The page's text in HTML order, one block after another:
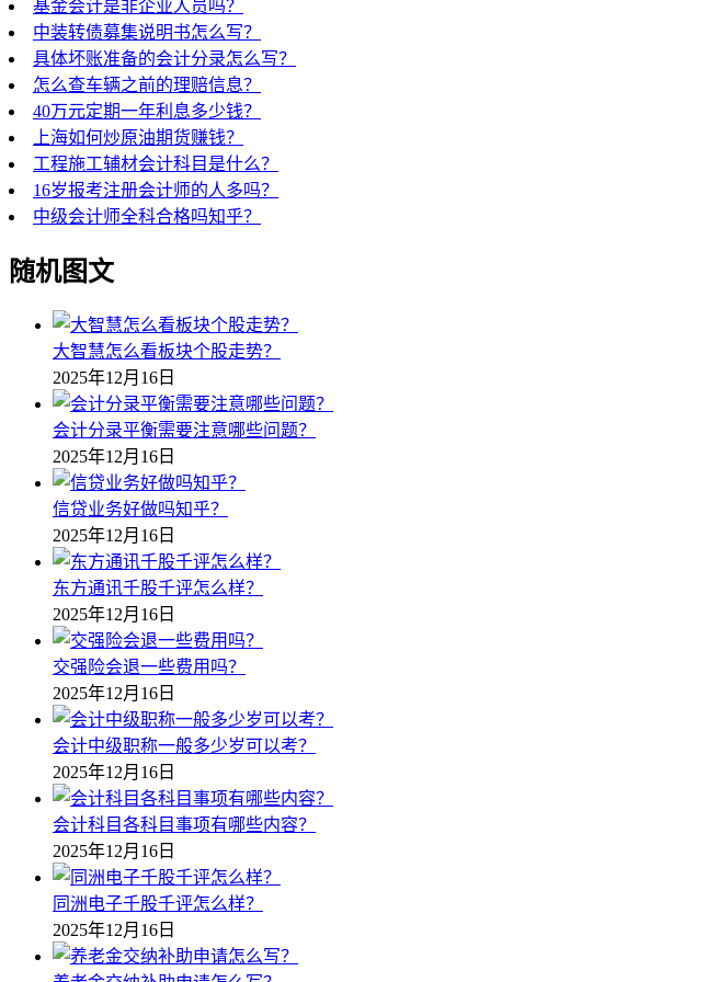
基金会计是非企业人员吗？
中装转债募集说明书怎么写？
具体坏账准备的会计分录怎么写？
怎么查车辆之前的理赔信息？
40万元定期一年利息多少钱？
上海如何炒原油期货赚钱？
工程施工辅材会计科目是什么？
16岁报考注册会计师的人多吗？
中级会计师全科合格吗知乎？
随机图文
大智慧怎么看板块个股走势？
2025年12月16日
会计分录平衡需要注意哪些问题？
2025年12月16日
信贷业务好做吗知乎？
2025年12月16日
东方通讯千股千评怎么样？
2025年12月16日
交强险会退一些费用吗？
2025年12月16日
会计中级职称一般多少岁可以考？
2025年12月16日
会计科目各科目事项有哪些内容？
2025年12月16日
同洲电子千股千评怎么样？
2025年12月16日